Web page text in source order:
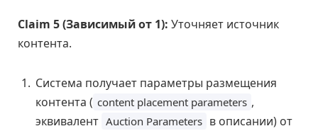
Claim 5 (Зависимый от 1): Уточняет источник
контента.
Система получает параметры размещения
контента ( content placement parameters ,
эквивалент Auction Parameters в описании) от